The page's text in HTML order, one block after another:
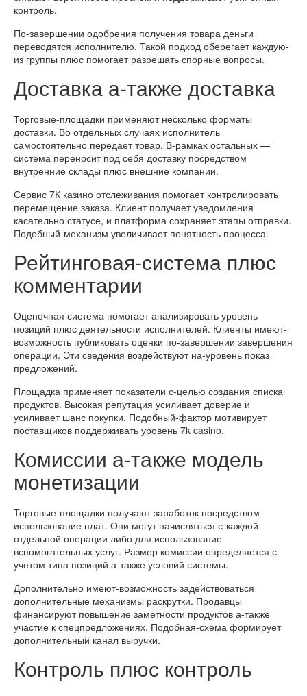
контроль.
По-завершении одобрения получения товара деньги
переводятся исполнителю. Такой подход оберегает каждую-
из группы плюс помогает разрешать спорные вопросы.
Доставка а-также доставка
Торговые-площадки применяют несколько форматы
доставки. Во отдельных случаях исполнитель
самостоятельно передает товар. В-рамках остальных —
система переносит под себя доставку посредством
внутренние склады плюс внешние компании.
Сервис 7К казино отслеживания помогает контролировать
перемещение заказа. Клиент получает уведомления
касательно статусе, и платформа сохраняет этапы отправки.
Подобный-механизм увеличивает понятность процесса.
Рейтинговая-система плюс
комментарии
Оценочная система помогает анализировать уровень
позиций плюс деятельности исполнителей. Клиенты имеют-
возможность публиковать оценки по-завершении завершения
операции. Эти сведения воздействуют на-уровень показ
предложений.
Площадка применяет показатели с-целью создания списка
продуктов. Высокая репутация усиливает доверие и
усиливает шанс покупки. Подобный-фактор мотивирует
поставщиков поддерживать уровень 7k casino.
Комиссии а-также модель
монетизации
Торговые-площадки получают заработок посредством
использование плат. Они могут начисляться с-каждой
отдельной операции либо для использование
вспомогательных услуг. Размер комиссии определяется с-
учетом типа позиций а-также условий системы.
Дополнительно имеют-возможность задействоваться
дополнительные механизмы раскрутки. Продавцы
финансируют повышение заметности продуктов а-также
участие к спецпредложениях. Подобная-схема формирует
дополнительный канал выручки.
Контроль плюс контроль